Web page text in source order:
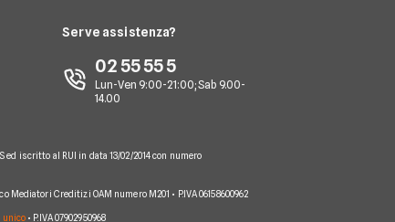
Serve assistenza?
02 55 55 5
Lun-Ven 9:00-21:00; Sab 9.00-
14.00
iscritto al RUI in data 13/02/2014 con numero
Mediatori Creditizi OAM numero M201 • P.IVA 06158600962
unico • P.IVA 07902950968